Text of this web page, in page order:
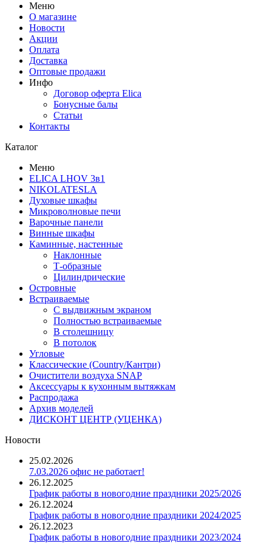
Меню
О магазине
Новости
Акции
Оплата
Доставка
Оптовые продажи
Инфо
Договор оферта Elica
Бонусные балы
Статьи
Контакты
Каталог
Меню
ELICA LHOV 3в1
NIKOLATESLA
Духовые шкафы
Микроволновые печи
Варочные панели
Винные шкафы
Каминные, настенные
Наклонные
Т-образные
Цилиндрические
Островные
Встраиваемые
С выдвижным экраном
Полностью встраиваемые
В столешницу
В потолок
Угловые
Классические (Country/Кантри)
Очистители воздуха SNAP
Аксессуары к кухонным вытяжкам
Распродажа
Архив моделей
ДИСКОНТ ЦЕНТР (УЦЕНКА)
Новости
25.02.2026
7.03.2026 офис не работает!
26.12.2025
График работы в новогодние праздники 2025/2026
26.12.2024
График работы в новогодние праздники 2024/2025
26.12.2023
График работы в новогодние праздники 2023/2024